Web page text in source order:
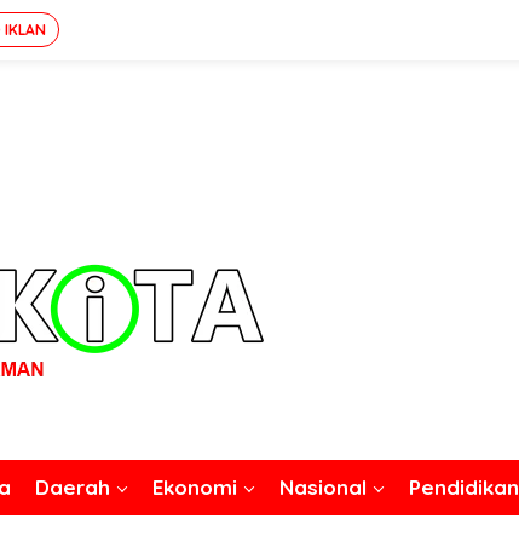
IKLAN
Daerah Ekonomi Nasional Pendidikan